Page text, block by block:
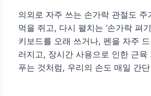
의외로 자주 쓰는 손가락 관절도
먹을 쥐고, 다시 펼치는 ‘손가락 펴
키보드를 오래 쓰거나, 펜을 자주
러지고, 장시간 사용으로 인한 근
푸는 것처럼, 우리의 손도 매일 간